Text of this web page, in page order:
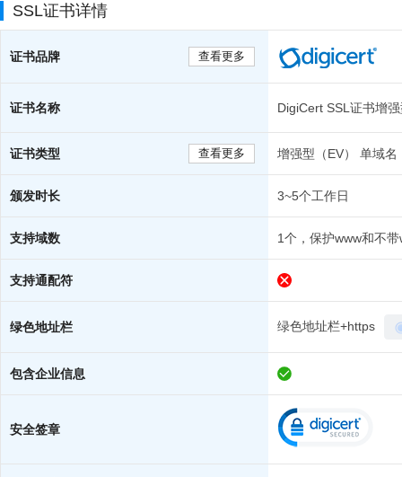
SSL证书详情
查看更多
证书品牌
证书名称 DigiCert SSL证书增
查看更多
证书类型 增强型（EV） 单域名
颁发时长 3~5个工作日
支持域数 1个，保护www和不带
支持通配符
绿色地址栏 绿色地址栏+https
包含企业信息
安全签章